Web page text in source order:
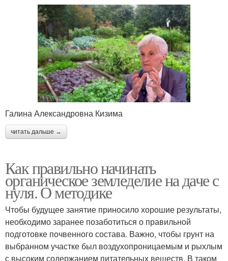
Галина Александровна Кизима
читать дальше →
Как правильно начинать
органическое земледелие на даче с
нуля. О методике
Чтобы будущее занятие приносило хорошие результаты,
необходимо заранее позаботиться о правильной
подготовке почвенного состава. Важно, чтобы грунт на
выбранном участке был воздухопроницаемым и рыхлым
с высоким содержанием питательных веществ. В таком